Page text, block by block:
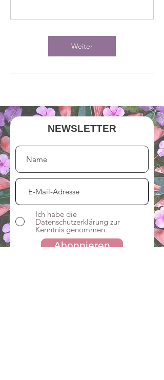
Weiter
NEWSLETTER
Ich habe die
Datenschutzerklärung zur
Kenntnis genommen.
Abonnieren